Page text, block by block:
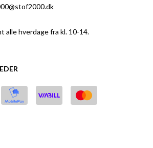
alle hverdage fra kl. 10-14.